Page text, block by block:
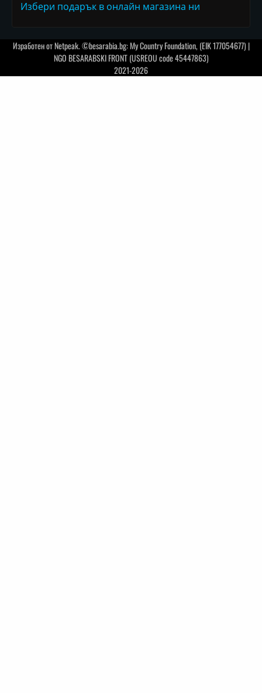
Избери подарък в онлайн магазина ни
Изработен отNetpeak. ©besarabia.bg: My Country Foundation, (EIK 177054677) |
NGO BESARABSKI FRONT (USREOU code 45447863)
2021-2026